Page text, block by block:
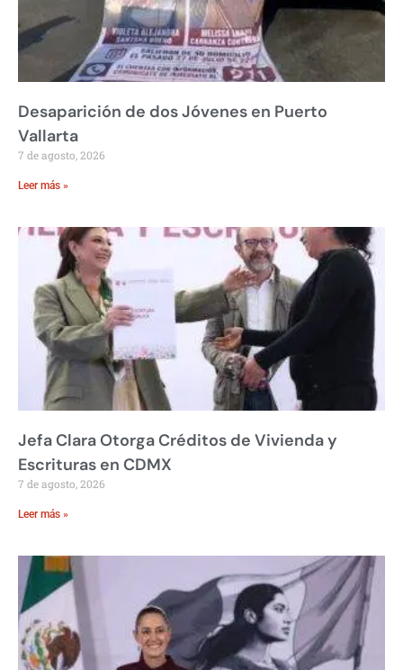
Desaparición de dos Jóvenes en Puerto
Vallarta
7 de agosto, 2026
Leer más »
Jefa Clara Otorga Créditos de Vivienda y
Escrituras en CDMX
7 de agosto, 2026
Leer más »